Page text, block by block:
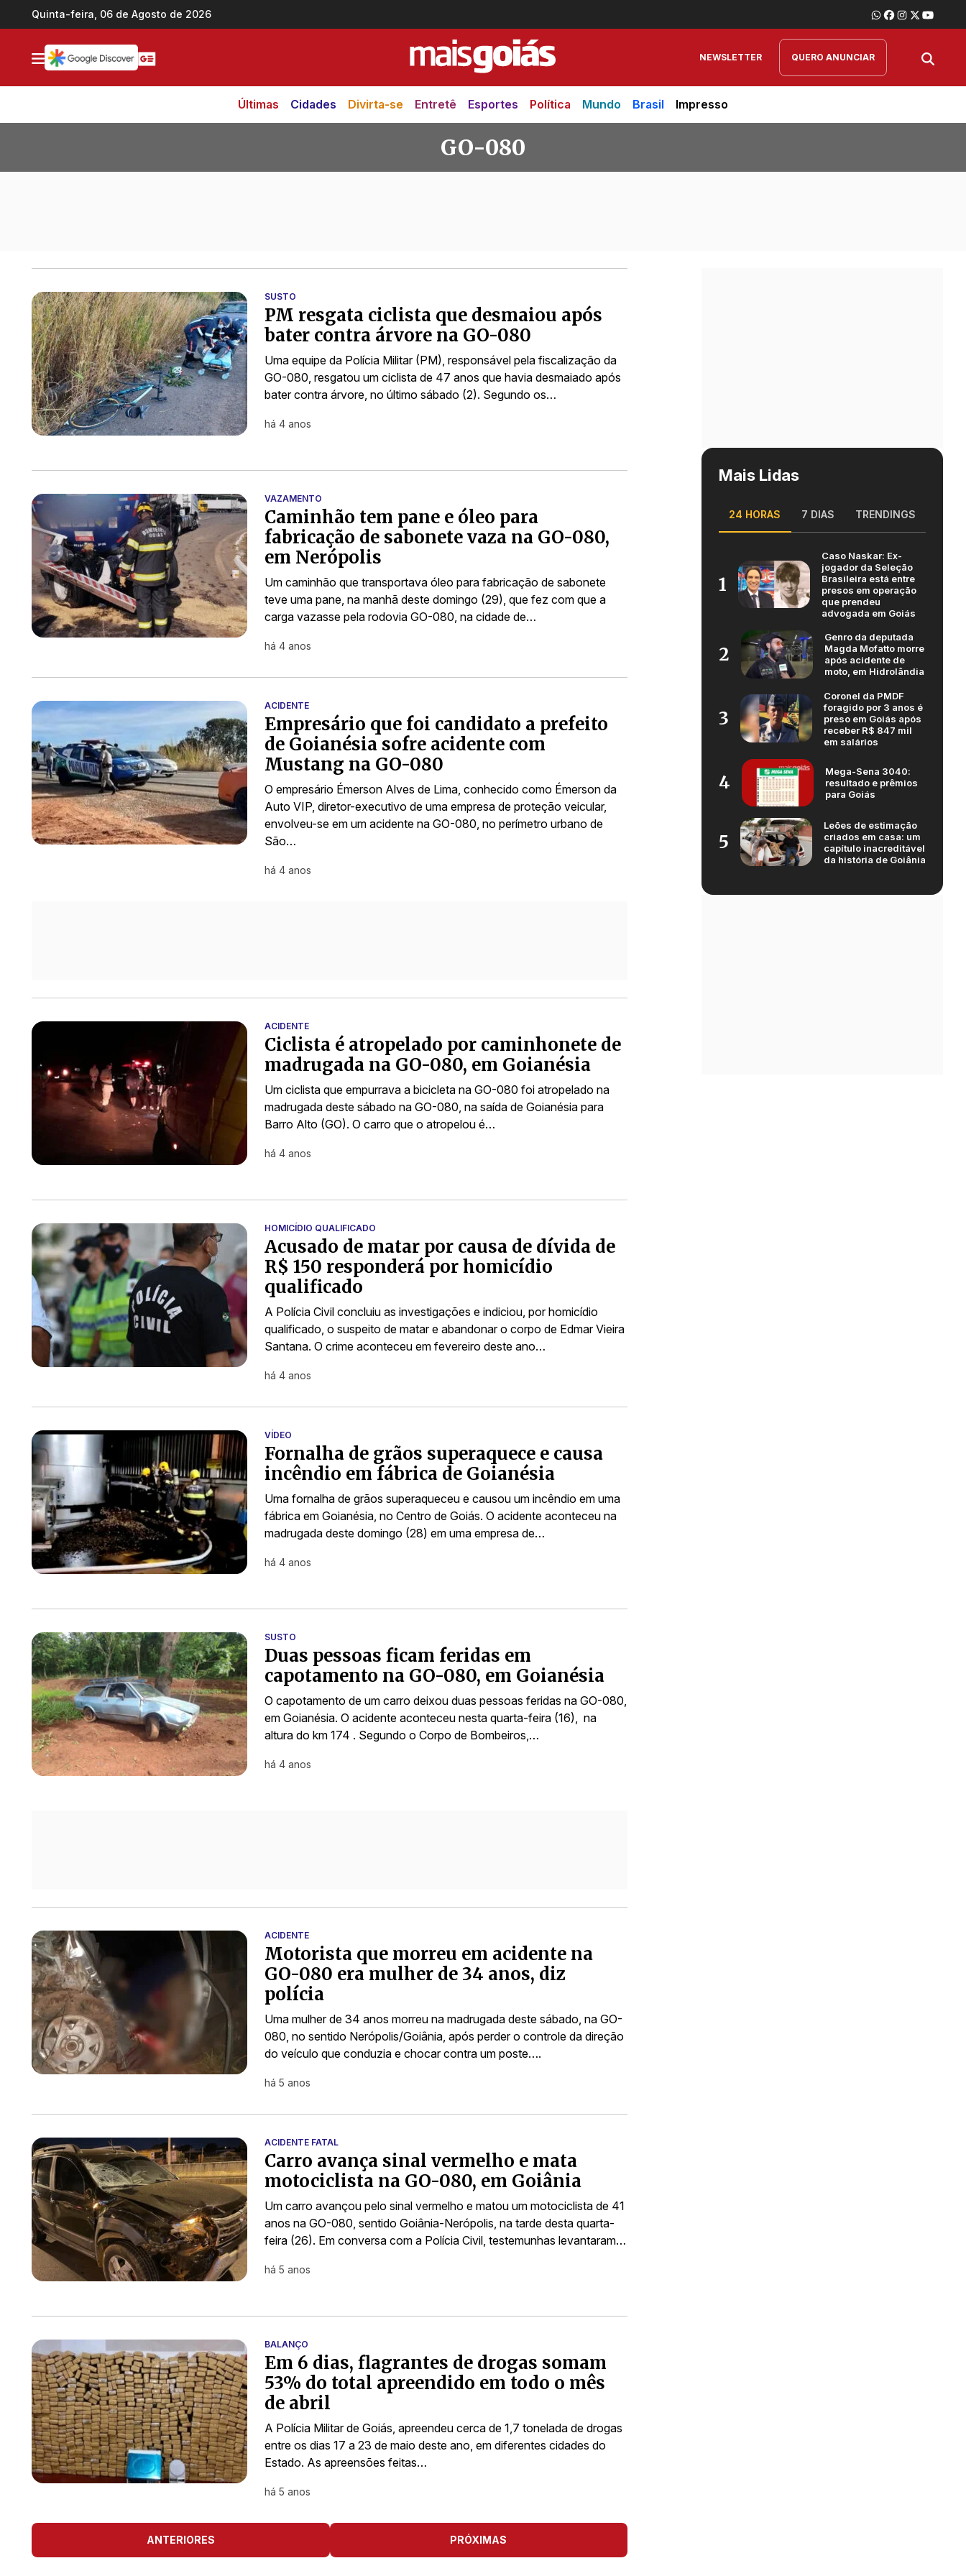
Ir direto pro conteúdo
Quinta-feira, 06 de Agosto de 2026
NEWSLETTER QUERO ANUNCIAR
Últimas Cidades Divirta-se Entretê Esportes Política Mundo Brasil Impresso
GO-080
SUSTO
PM resgata ciclista que desmaiou após
bater contra árvore na GO-080
Uma equipe da Polícia Militar (PM), responsável pela fiscalização da
GO-080, resgatou um ciclista de 47 anos que havia desmaiado após
bater contra árvore, no último sábado (2). Segundo os…
há 4 anos
VAZAMENTO
Caminhão tem pane e óleo para
fabricação de sabonete vaza na GO-080,
em Nerópolis
Um caminhão que transportava óleo para fabricação de sabonete
teve uma pane, na manhã deste domingo (29), que fez com que a
carga vazasse pela rodovia GO-080, na cidade de…
há 4 anos
ACIDENTE
Empresário que foi candidato a prefeito
de Goianésia sofre acidente com
Mustang na GO-080
O empresário Émerson Alves de Lima, conhecido como Émerson da
Auto VIP, diretor-executivo de uma empresa de proteção veicular,
envolveu-se em um acidente na GO-080, no perímetro urbano de
São…
há 4 anos
ACIDENTE
Ciclista é atropelado por caminhonete de
madrugada na GO-080, em Goianésia
Um ciclista que empurrava a bicicleta na GO-080 foi atropelado na
madrugada deste sábado na GO-080, na saída de Goianésia para
Barro Alto (GO). O carro que o atropelou é…
há 4 anos
HOMICÍDIO QUALIFICADO
Acusado de matar por causa de dívida de
R$ 150 responderá por homicídio
qualificado
A Polícia Civil concluiu as investigações e indiciou, por homicídio
qualificado, o suspeito de matar e abandonar o corpo de Edmar Vieira
Santana. O crime aconteceu em fevereiro deste ano…
há 4 anos
VÍDEO
Fornalha de grãos superaquece e causa
incêndio em fábrica de Goianésia
Uma fornalha de grãos superaqueceu e causou um incêndio em uma
fábrica em Goianésia, no Centro de Goiás. O acidente aconteceu na
madrugada deste domingo (28) em uma empresa de…
há 4 anos
SUSTO
Duas pessoas ficam feridas em
capotamento na GO-080, em Goianésia
O capotamento de um carro deixou duas pessoas feridas na GO-080,
em Goianésia. O acidente aconteceu nesta quarta-feira (16), na
altura do km 174 . Segundo o Corpo de Bombeiros,…
há 4 anos
ACIDENTE
Motorista que morreu em acidente na
GO-080 era mulher de 34 anos, diz
polícia
Uma mulher de 34 anos morreu na madrugada deste sábado, na GO-
080, no sentido Nerópolis/Goiânia, após perder o controle da direção
do veículo que conduzia e chocar contra um poste….
há 5 anos
ACIDENTE FATAL
Carro avança sinal vermelho e mata
motociclista na GO-080, em Goiânia
Um carro avançou pelo sinal vermelho e matou um motociclista de 41
anos na GO-080, sentido Goiânia-Nerópolis, na tarde desta quarta-
feira (26). Em conversa com a Polícia Civil, testemunhas levantaram…
há 5 anos
BALANÇO
Em 6 dias, flagrantes de drogas somam
53% do total apreendido em todo o mês
de abril
A Polícia Militar de Goiás, apreendeu cerca de 1,7 tonelada de drogas
entre os dias 17 a 23 de maio deste ano, em diferentes cidades do
Estado. As apreensões feitas…
há 5 anos
ANTERIORES PRÓXIMAS
Mais Lidas
24 HORAS 7 DIAS TRENDINGS
1
Caso Naskar: Ex-
jogador da Seleção
Brasileira está entre
presos em operação
que prendeu
advogada em Goiás
2
Genro da deputada
Magda Mofatto morre
após acidente de
moto, em Hidrolândia
3
Coronel da PMDF
foragido por 3 anos é
preso em Goiás após
receber R$ 847 mil
em salários
4
Mega-Sena 3040:
resultado e prêmios
para Goiás
5
Leões de estimação
criados em casa: um
capítulo inacreditável
da história de Goiânia